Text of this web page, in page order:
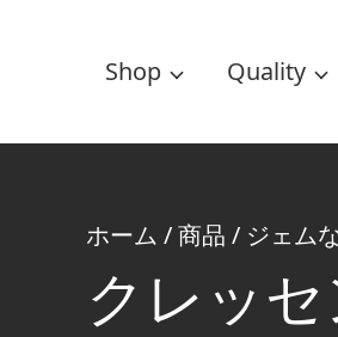
Shop Quality
ホーム /商品 / ジェム
クレッ